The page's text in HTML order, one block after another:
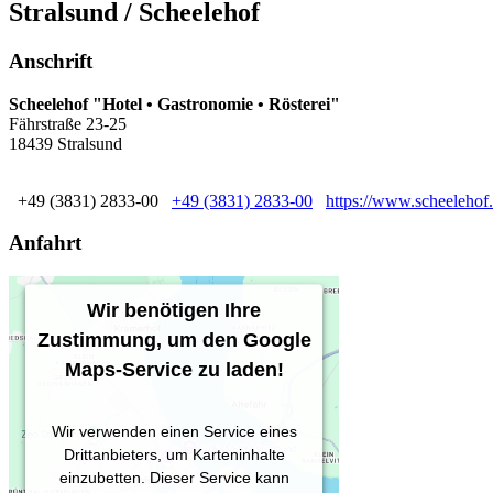
Stralsund / Scheelehof
Anschrift
Scheelehof "Hotel • Gastronomie • Rösterei"
Fährstraße 23-25
18439 Stralsund
+49 (3831) 2833-00 +49 (3831) 2833-00 https://
Anfahrt
Wir benötigen Ihre
Zustimmung, um den Google
Maps-Service zu laden!
Wir verwenden einen Service eines
Drittanbieters, um Karteninhalte
einzubetten. Dieser Service kann